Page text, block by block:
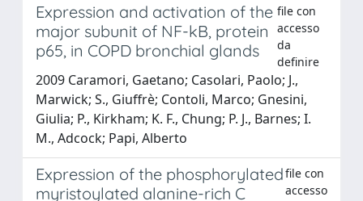
Expression and activation of the
major subunit of NF-kB, protein
p65, in COPD bronchial glands
file con
accesso
da
definire
2009 Caramori, Gaetano; Casolari, Paolo; J.,
Marwick; S., Giuffrè; Contoli, Marco; Gnesini,
Giulia; P., Kirkham; K. F., Chung; P. J., Barnes; I.
M., Adcock; Papi, Alberto
Expression of the phosphorylated
myristoylated alanine-rich C
file con
accesso